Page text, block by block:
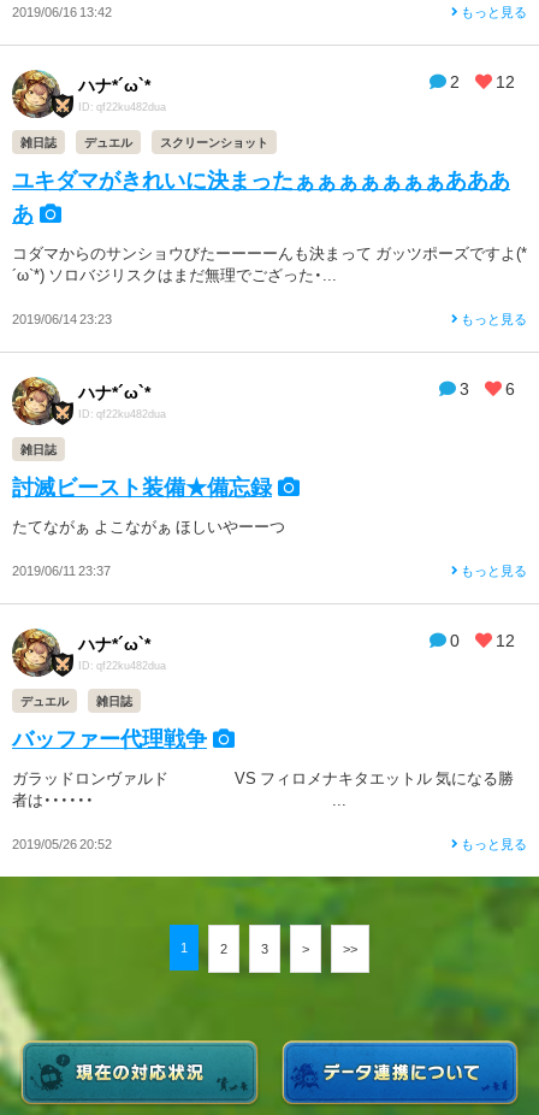
2019/06/16 13:42 もっと見る
2 12
ハナ*´ω`*
ID: qf22ku482dua
雑日誌 デュエル スクリーンショット
ユキダマがきれいに決まったぁぁぁぁぁぁぁあああ
あ
コダマからのサンショウびたーーーーんも決まって ガッツポーズですよ(*
´ω`*) ソロバジリスクはまだ無理でござった・...
2019/06/14 23:23 もっと見る
3 6
ハナ*´ω`*
ID: qf22ku482dua
雑日誌
討滅ビースト装備★備忘録
たてながぁ よこながぁ ほしいやーーつ
2019/06/11 23:37 もっと見る
0 12
ハナ*´ω`*
ID: qf22ku482dua
デュエル 雑日誌
バッファー代理戦争
ガラッドロンヴァルド VS フィロメナキタエットル 気になる勝
者は・・・・・・ ...
2019/05/26 20:52 もっと見る
1 2 3 > >>